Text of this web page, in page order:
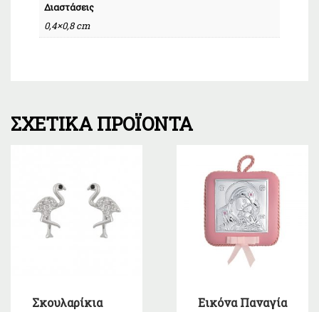
Διαστάσεις
0,4×0,8 cm
ΣΧΕΤΙΚΆ ΠΡΟΪΌΝΤΑ
Σκουλαρίκια
Εικόνα Παναγία